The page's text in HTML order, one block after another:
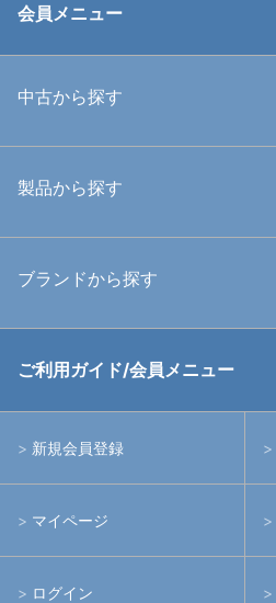
会員メニュー
中古から探す
中古ハウジング
中古アームシステム
製品から探す
ハウジング
ライト
アームシステム
アクションカメラ(GoPro等)
ブランドから探す
RGBlue
イノン
ご利用ガイド/会員メニュー
新規会員登録
マイページ
ログイン